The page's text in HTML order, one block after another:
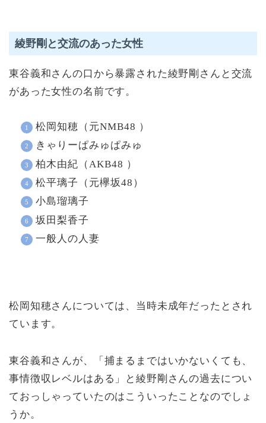
綾野剛と交流のあった女性
東谷義和さんの口から暴露された綾野剛さんと交流
があった女性の名前です。
松岡知穂（元NMB48 ）
きゃりーぱみゅぱみゅ
柏木由紀（AKB48 ）
松平璃子（元欅坂48）
小島瑠璃子
坂田梨香子
一般人の人妻
松岡知穂さんについては、当時未成年だったとされ
ています。
東谷義和さんが、「捕まるまではいかないくても、
事情徴収レベルはある」と綾野剛さんの過去につい
ておっしゃっていたのはこういったことなのでしょ
うか。